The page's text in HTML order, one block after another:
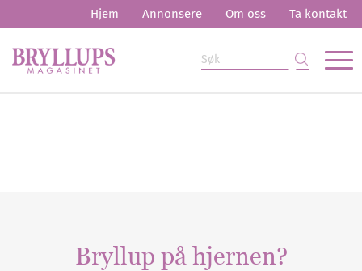
Hjem Annonsere Om oss Ta kontakt
Bryllup på hjernen?